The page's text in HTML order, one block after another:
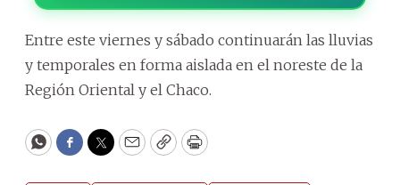
Entre este viernes y sábado continuarán las lluvias
y temporales en forma aislada en el noreste de la
Región Oriental y el Chaco.
WhatsApp
Facebook
Twitter
EmailCopyPrint